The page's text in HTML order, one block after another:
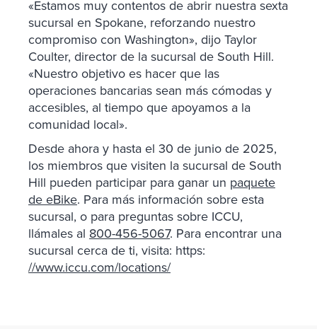
«Estamos muy contentos de abrir nuestra sexta
sucursal en Spokane, reforzando nuestro
compromiso con Washington», dijo Taylor
Coulter, director de la sucursal de South Hill.
«Nuestro objetivo es hacer que las
operaciones bancarias sean más cómodas y
accesibles, al tiempo que apoyamos a la
comunidad local».
Desde ahora y hasta el 30 de junio de 2025,
los miembros que visiten la sucursal de South
Hill pueden participar para ganar un paquete
de eBike. Para más información sobre esta
sucursal, o para preguntas sobre ICCU,
llámales al 800-456-5067. Para encontrar una
sucursal cerca de ti, visita: https:
//www.iccu.com/locations/